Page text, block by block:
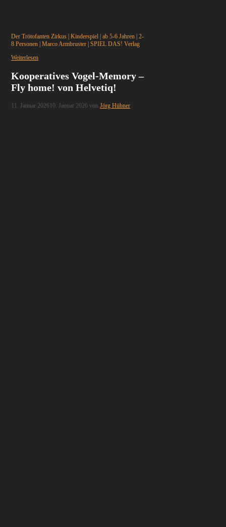
Der Trötofanten Zirkus Kinderspiel ab 5-6 Jahren 2-
8 Personen Marco Armbruster SPIEL DAS! Verlag
Weiterlesen
Kooperatives Vogel-Memory –
Fly home! von Helvetiq!
11. Januar 202610. Januar 2026 vonJörg Hübner